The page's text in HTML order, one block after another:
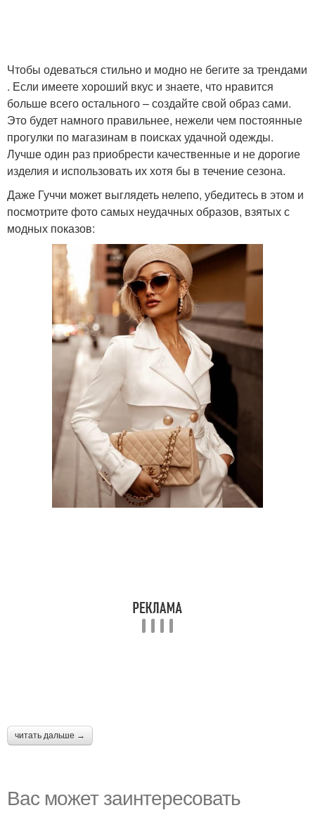
Чтобы одеваться стильно и модно не бегите за трендами
. Если имеете хороший вкус и знаете, что нравится
больше всего остального – создайте свой образ сами.
Это будет намного правильнее, нежели чем постоянные
прогулки по магазинам в поисках удачной одежды.
Лучше один раз приобрести качественные и не дорогие
изделия и использовать их хотя бы в течение сезона.
Даже Гуччи может выглядеть нелепо, убедитесь в этом и
посмотрите фото самых неудачных образов, взятых с
модных показов:
читать дальше →
Вас может заинтересовать